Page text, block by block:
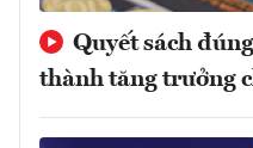
Quyết sách
thành tăng trưởng